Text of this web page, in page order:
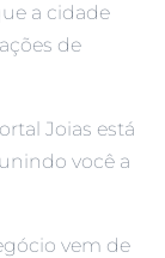
a cidade
de
Joias está
você a
vem de